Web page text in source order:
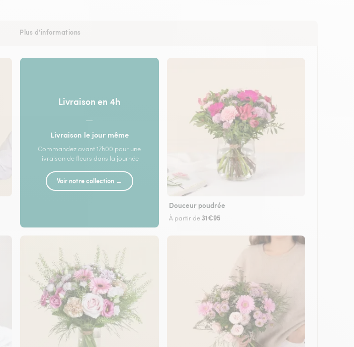
Plus d'informations
Livraison en 4h
—
Livraison le jour même
Commandez avant 17h00 pour une
livraison de fleurs dans la journée
Voir notre collection →
Douceur poudrée
À partir de 31€95